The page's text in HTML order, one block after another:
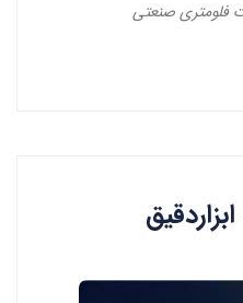
فلومتری صنعتی